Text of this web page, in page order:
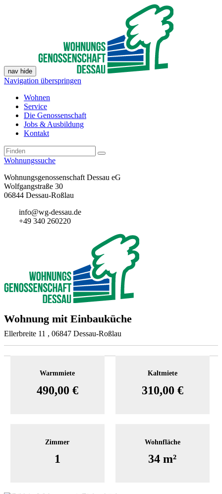
nav hide
Navigation überspringen
Wohnen
Service
Die Genossenschaft
Jobs & Ausbildung
Kontakt
Wohnungssuche
Wohnungsgenossenschaft Dessau eG
Wolfgangstraße 30
06844 Dessau-Roßlau
info@wg-dessau.de
+49 340 260220
Wohnung mit Einbauküche
Ellerbreite 11 , 06847 Dessau-Roßlau
Warmmiete
490,00 €
Kaltmiete
310,00 €
Zimmer
1
Wohnfläche
34 m²